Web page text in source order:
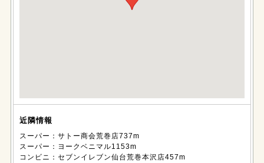
近隣情報
スーパー：サトー商会荒巻店737m
スーパー：ヨークベニマル1153m
コンビニ：セブンイレブン仙台荒巻本沢店457m